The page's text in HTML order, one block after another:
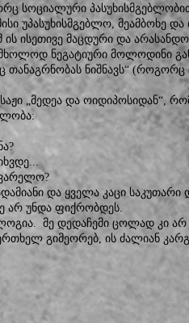
სოციალური
უპასუხისმგებლო, მეამბოხე და
ის ისეთივე მაცდური და
ნეგატიური მოლოდინი
ნიშნავს“ (როგორც
„მედეა და ოიდიპოსიდან“,
და ყველა კაცი
არ უნდა ფიქრობდეს.
მე დედაჩემი ცოლად კი არ
გიმეორებ, ის ძალიან